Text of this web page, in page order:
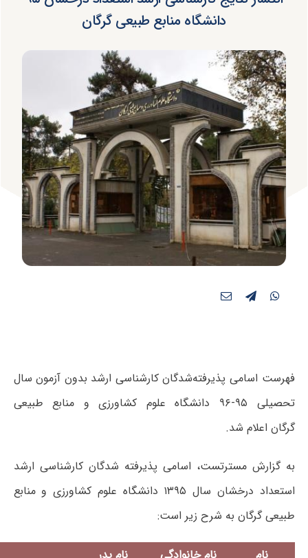
دانشگاه منابع طبیعی گرگان
فهرست اسامی پذیرفته‌شدگان کارشناسی ارشد بدون آزمون سال
تحصیلی ۹۵-۹۶ دانشگاه علوم کشاورزی و منابع طبیعی
گرگان اعلام شد.
به گزارش مسترتست، اسامی پذیرفته شدگان کارشناسی ارشد
استعداد درخشان سال ۱۳۹۵ دانشگاه علوم کشاورزی و منابع
طبیعی گرگان به شرح زیر است: